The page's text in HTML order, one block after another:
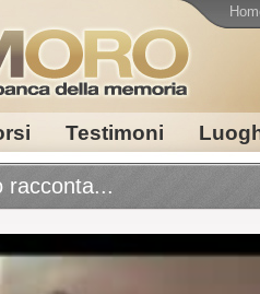
Testimoni
racconta...